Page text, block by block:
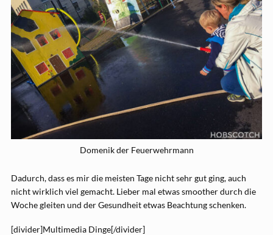
Domenik der Feuerwehrmann
Dadurch, dass es mir die meisten Tage nicht sehr gut ging, auch
nicht wirklich viel gemacht. Lieber mal etwas smoother durch die
Woche gleiten und der Gesundheit etwas Beachtung schenken.
[divider]Multimedia Dinge[/divider]